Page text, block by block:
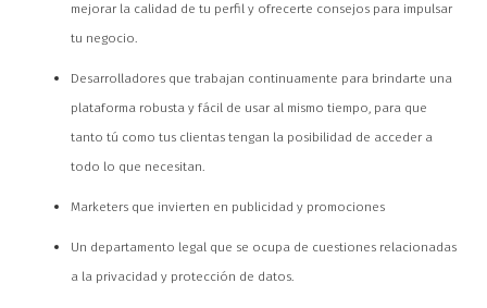
mejorar la calidad de tu perfil y ofrecerte consejos para impulsar
tu negocio.
Desarrolladores que trabajan continuamente para brindarte una
plataforma robusta y fácil de usar al mismo tiempo, para que
tanto tú como tus clientas tengan la posibilidad de acceder a
todo lo que necesitan.
Marketers que invierten en publicidad y promociones
Un departamento legal que se ocupa de cuestiones relacionadas
a la privacidad y protección de datos.